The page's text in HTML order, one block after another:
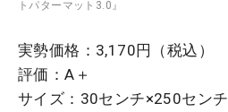
トパターマット3.0』
実勢価格：3,170円（税込）
評価：A＋
サイズ：30センチ×250センチ